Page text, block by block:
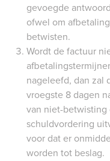
gevoegde
ofwel om
betwisten.
Wordt de factuur
nageleefd, dan zal
vroegste 8 dagen
van niet-betwisting
schuldvordering
voor dat er
worden tot beslag.